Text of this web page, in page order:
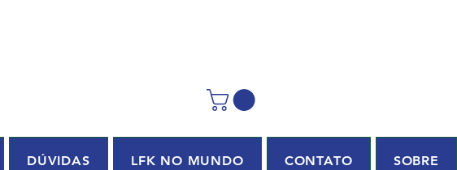
DÚVIDAS LFK NO MUNDO CONTATO SOBRE